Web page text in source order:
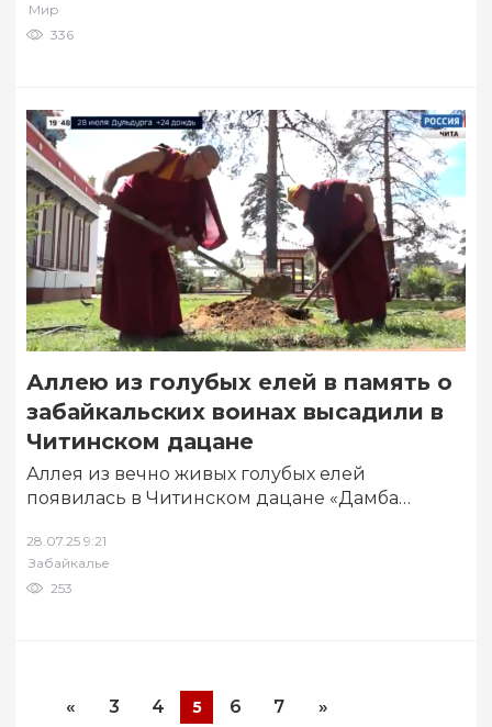
Мир
336
Аллею из голубых елей в память о
забайкальских воинах высадили в
Читинском дацане
Аллея из вечно живых голубых елей
появилась в Читинском дацане «Дамба
забайкальцах-героях Великой
Отечественной…
28.07.25 9:21
Забайкалье
253
« 3 4 5 6 7 »